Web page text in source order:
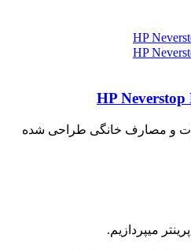
و مصارف خانگی طراحی شده
میپردازیم.